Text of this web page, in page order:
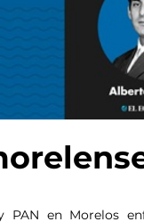
PAN en Morelos